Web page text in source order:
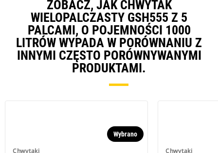
ZOBACZ, JAK CHWYTAK
WIELOPALCZASTY GSH555 Z 5
PALCAMI, O POJEMNOŚCI 1000
LITRÓW WYPADA W PORÓWNANIU Z
INNYMI CZĘSTO PORÓWNYWANYMI
PRODUKTAMI.
Chwytaki
Wybrano
Chwytaki